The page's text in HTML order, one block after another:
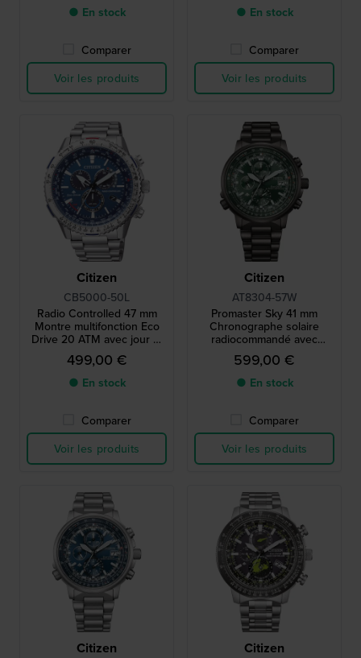
● En stock
Comparer
Voir les produits
● En stock
Comparer
Voir les produits
Citizen
CB5000-50L
Radio Controlled 47 mm
Montre multifonction Eco
Drive 20 ATM avec jour et
date
499,00 €
● En stock
Comparer
Voir les produits
Citizen
AT8304-57W
Promaster Sky 41 mm
Chronographe solaire
radiocommandé avec
lunette aviation interne
599,00 €
● En stock
Comparer
Voir les produits
Citizen Citizen